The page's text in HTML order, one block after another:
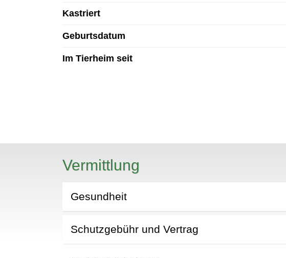
Kastriert
Geburtsdatum
Im Tierheim seit
Vermittlung
Gesundheit
Schutzgebühr und Vertrag